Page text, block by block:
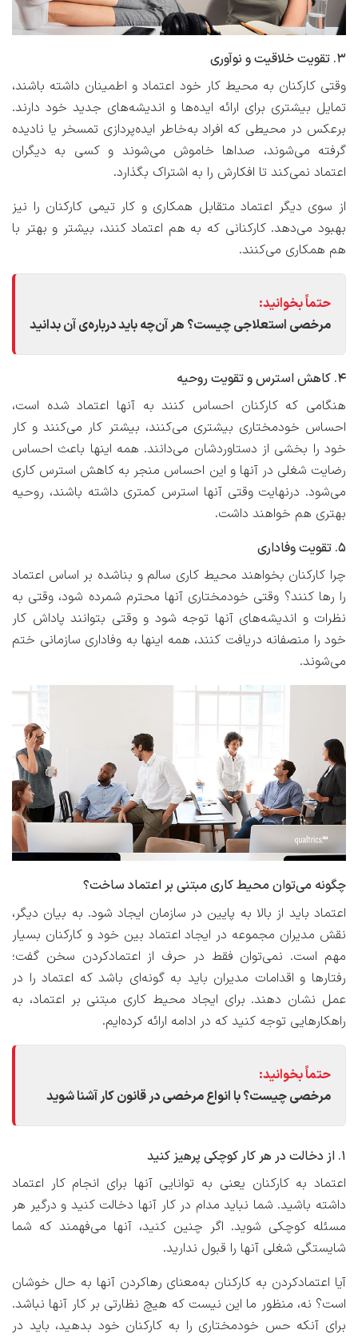
۳. تقویت خلاقیت و نوآوری
وقتی کارکنان به محیط کار خود اعتماد و اطمینان داشته باشند،
تمایل بیشتری برای ارائه ایده‌ها و اندیشه‌های جدید خود دارند.
برعکس در محیطی که افراد به‌خاطر ایده‌پردازی تمسخر یا نادیده
گرفته می‌شوند، صداها خاموش می‌شوند و کسی به دیگران
اعتماد نمی‌کند تا افکارش را به اشتراک بگذارد.
از سوی دیگر اعتماد متقابل همکاری و کار تیمی کارکنان را نیز
بهبود می‌دهد. کارکنانی که به هم اعتماد کنند، بیشتر و بهتر با
هم همکاری می‌کنند.
حتماً بخوانید:
مرخصی استعلاجی چیست؟ هر آن‌چه باید درباره‌ی آن بدانید
۴. کاهش استرس و تقویت روحیه
هنگامی که کارکنان احساس کنند به آنها اعتماد شده است،
احساس خودمختاری بیشتری می‌کنند، بیشتر کار می‌کنند و کار
خود را بخشی از دستاوردشان می‌دانند. همه اینها باعث احساس
رضایت شغلی در آنها و این احساس منجر به کاهش استرس کاری
می‌شود. درنهایت وقتی آنها استرس کمتری داشته باشند، روحیه
بهتری هم خواهند داشت.
۵. تقویت وفاداری
چرا کارکنان بخواهند محیط کاری سالم و بناشده بر اساس اعتماد
را رها کنند؟ وقتی خودمختاری آنها محترم شمرده شود، وقتی به
نظرات و اندیشه‌های آنها توجه شود و وقتی بتوانند پاداش کار
خود را منصفانه دریافت کنند، همه اینها به وفاداری سازمانی ختم
می‌شوند.
چگونه می‌توان محیط کاری مبتنی بر اعتماد ساخت؟
اعتماد باید از بالا به پایین در سازمان ایجاد شود. به بیان دیگر،
نقش مدیران مجموعه در ایجاد اعتماد بین خود و کارکنان بسیار
مهم است. نمی‌توان فقط در حرف از اعتمادکردن سخن گفت؛
رفتارها و اقدامات مدیران باید به گونه‌ای باشد که اعتماد را در
عمل نشان دهند. برای ایجاد محیط کاری مبتنی بر اعتماد، به
راهکارهایی توجه کنید که در ادامه ارائه کرده‌ایم.
حتماً بخوانید:
مرخصی چیست؟ با انواع مرخصی در قانون کار آشنا شوید
۱. از دخالت در هر کار کوچکی پرهیز کنید
اعتماد به کارکنان یعنی به توانایی‌ آنها برای انجام کار اعتماد
داشته باشید. شما نباید مدام در کار آنها دخالت کنید و درگیر هر
مسئله کوچکی شوید. اگر چنین کنید، آنها می‌فهمند که شما
شایستگی شغلی آنها را قبول ندارید.
آیا اعتمادکردن به کارکنان به‌معنای رهاکردن آنها به حال خوشان
است؟ نه، منظور ما این نیست که هیچ نظارتی بر کار آنها نباشد.
برای آنکه حس خودمختاری را به کارکنان خود بدهید، باید در